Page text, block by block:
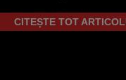
CITEȘTE TOT